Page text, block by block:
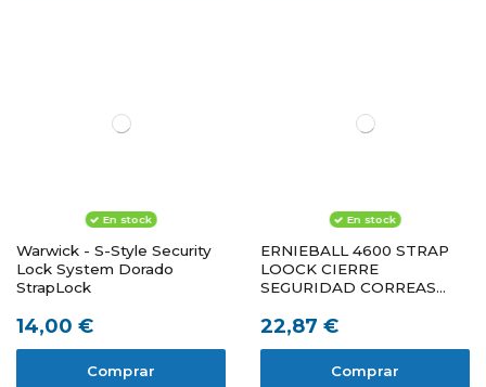
En stock
Warwick - S-Style Security
Lock System Dorado
StrapLock
14,00 €
Comprar
En stock
ERNIEBALL 4600 STRAP
LOOCK CIERRE
SEGURIDAD CORREAS
22,87 €
Comprar